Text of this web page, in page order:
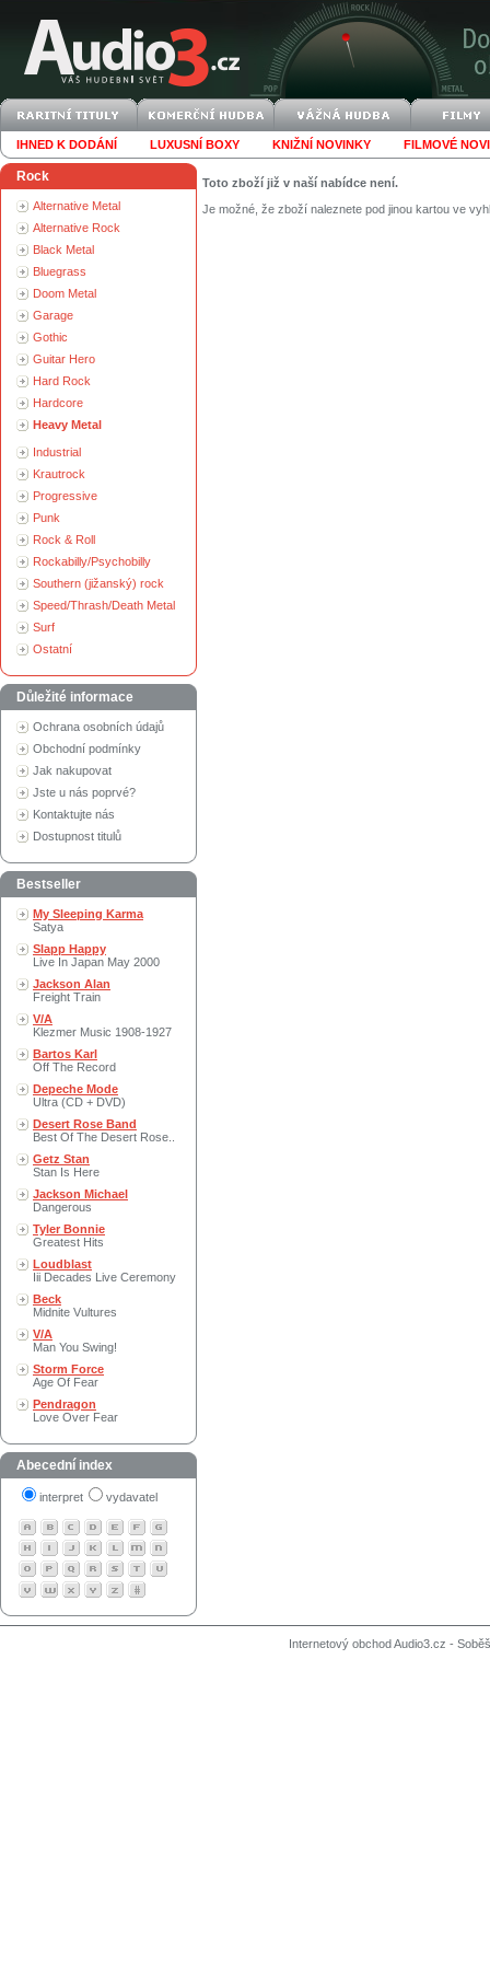
IHNED K DODÁNÍ LUXUSNÍ BOXY KNIŽNÍ NOVINKY FILMOVÉ
Rock
Alternative Metal
Alternative Rock
Black Metal
Bluegrass
Doom Metal
Garage
Gothic
Guitar Hero
Hard Rock
Hardcore
Heavy Metal
Industrial
Krautrock
Progressive
Punk
Rock & Roll
Rockabilly/Psychobilly
Southern (jižanský) rock
Speed/Thrash/Death Metal
Surf
Ostatní
Důležité informace
Ochrana osobních údajů
Obchodní podmínky
Jak nakupovat
Jste u nás poprvé?
Kontaktujte nás
Dostupnost titulů
Bestseller
My Sleeping Karma
Satya
Slapp Happy
Live In Japan May 2000
Jackson Alan
Freight Train
V/A
Klezmer Music 1908-1927
Bartos Karl
Off The Record
Depeche Mode
Ultra (CD + DVD)
Desert Rose Band
Best Of The Desert Rose..
Getz Stan
Stan Is Here
Jackson Michael
Dangerous
Tyler Bonnie
Greatest Hits
Loudblast
Iii Decades Live Ceremony
Beck
Midnite Vultures
V/A
Man You Swing!
Storm Force
Age Of Fear
Pendragon
Love Over Fear
Abecední index
interpret vydavatel
Toto zboží již v naší nabídce není.
Je možné, že zboží naleznete pod jinou kartou ve
Internetový obchod Audio3.cz -